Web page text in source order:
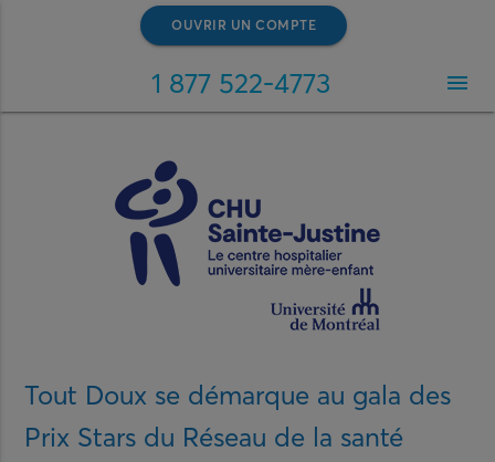
OUVRIR UN COMPTE
1 877 522-4773 menu
Tout Doux se démarque au gala des
Prix Stars du Réseau de la santé